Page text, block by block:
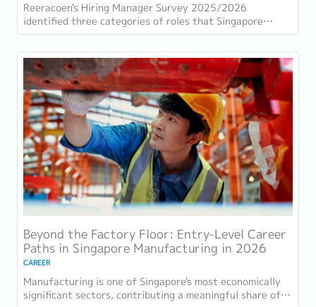
Reeracoen's Hiring Manager Survey 2025/2026
identified three categories of roles that Singapore
employers consistently struggle to fill: tech...
Beyond the Factory Floor: Entry-Level Career
Paths in Singapore Manufacturing in 2026
CAREER
Manufacturing is one of Singapore's most economically
significant sectors, contributing a meaningful share of